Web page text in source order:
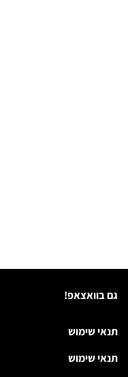
גם בוואצאפ!
תנאי שימוש
תנאי שימוש